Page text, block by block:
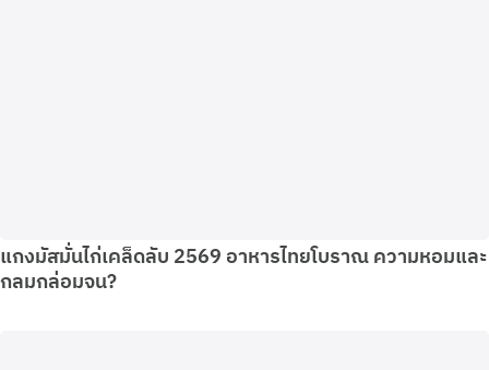
แกงมัสมั่นไก่เคล็ดลับ 2569 อาหารไทยโบราณ ความหอมและ
กลมกล่อมจน?